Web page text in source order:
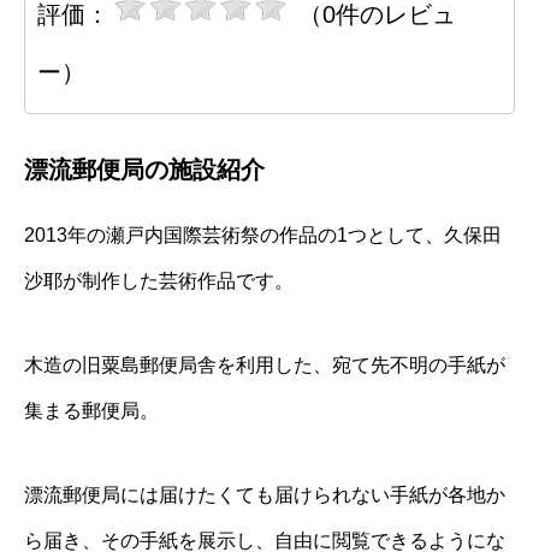
評価： （0件のレビュ
ー）
漂流郵便局の施設紹介
2013年の瀬戸内国際芸術祭の作品の1つとして、久保田
沙耶が制作した芸術作品です。
木造の旧粟島郵便局舎を利用した、宛て先不明の手紙が
集まる郵便局。
漂流郵便局には届けたくても届けられない手紙が各地か
ら届き、その手紙を展示し、自由に閲覧できるようにな